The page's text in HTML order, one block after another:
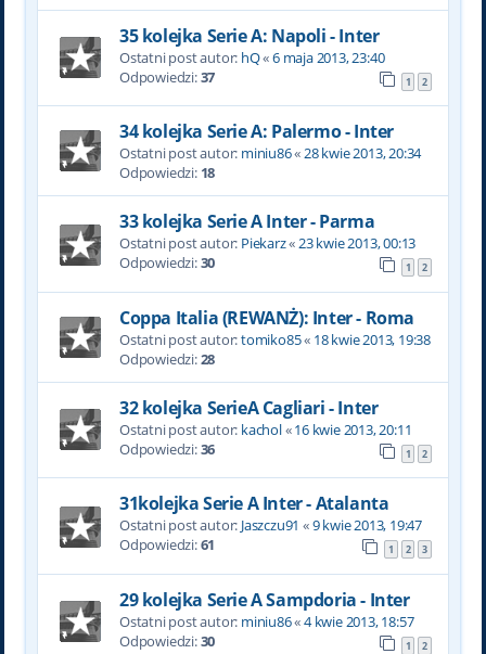
35 kolejka Serie A: Napoli - Inter
Ostatni post autor: hQ«6 maja 2013, 23:40
Odpowiedzi:37 1 2
34 kolejka Serie A: Palermo - Inter
Ostatni post autor: miniu86«28 kwie 2013, 20:34
Odpowiedzi: 18
33 kolejka Serie A Inter - Parma
Ostatni post autor: Piekarz«23 kwie 2013, 00:13
Odpowiedzi:30 1 2
Coppa Italia (REWANŻ): Inter - Roma
Ostatni post autor:tomiko85« 18 kwie 2013, 19:38
Odpowiedzi:28
32 kolejka SerieA Cagliari - Inter
Ostatni post autor: kachol«16 kwie 2013, 20:11
Odpowiedzi:36 1 2
31kolejka Serie A Inter - Atalanta
Ostatni post autor: Jaszczu91 «9 kwie 2013, 19:47
Odpowiedzi:61 1 2 3
29 kolejka Serie A Sampdoria - Inter
Ostatni post autor: miniu86«4 kwie 2013, 18:57
Odpowiedzi:30 1 2